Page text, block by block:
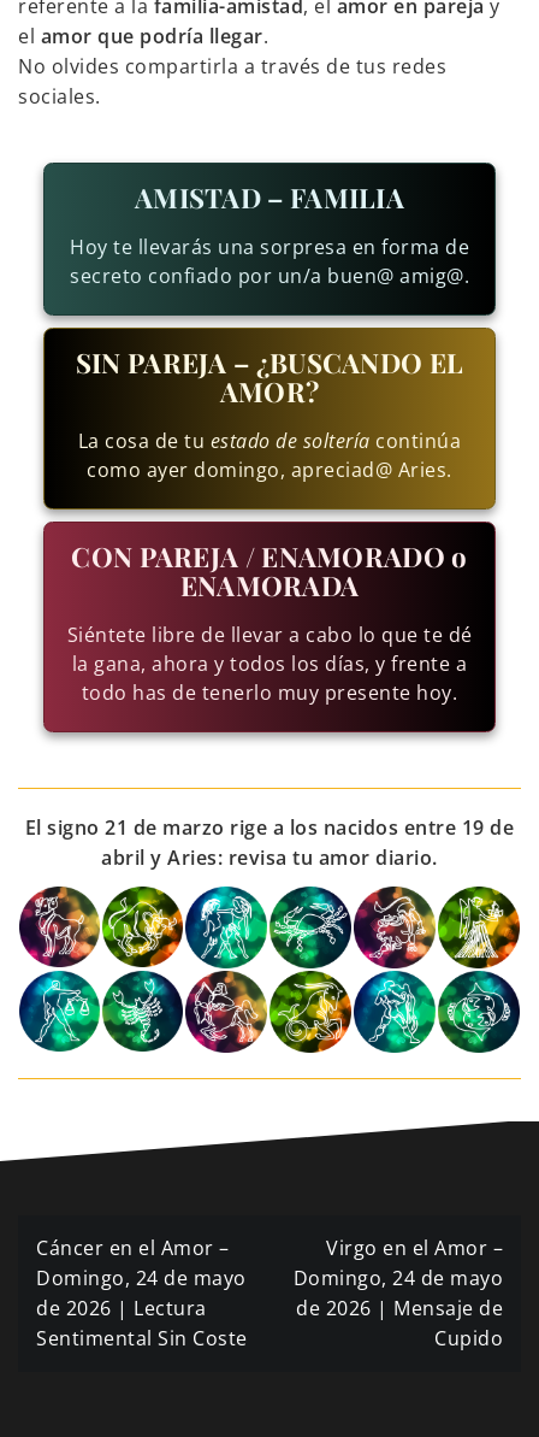
referente a la familia-amistad, el amor en pareja y
el amor que podría llegar.
No olvides compartirla a través de tus redes
sociales.
AMISTAD – FAMILIA
Hoy te llevarás una sorpresa en forma de
secreto confiado por un/a buen@ amig@.
SIN PAREJA – ¿BUSCANDO EL
AMOR?
La cosa de tu estado de soltería continúa
como ayer domingo, apreciad@ Aries.
CON PAREJA / ENAMORADO o
ENAMORADA
Siéntete libre de llevar a cabo lo que te dé
la gana, ahora y todos los días, y frente a
todo has de tenerlo muy presente hoy.
El signo 21 de marzo rige a los nacidos entre 19 de
abril y Aries: revisa tu amor diario.
Navegación
de
entradas
Cáncer en el Amor –
Domingo, 24 de mayo
de 2026 | Lectura
Sentimental Sin Coste
Virgo en el Amor –
Domingo, 24 de mayo
de 2026 | Mensaje de
Cupido